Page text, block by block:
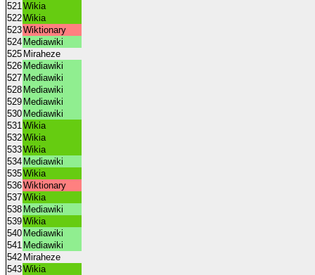
521Wikia
522Wikia
523Wiktionary
524 Mediawiki
525 Miraheze
526 Mediawiki
527 Mediawiki
528 Mediawiki
529 Mediawiki
530 Mediawiki
531Wikia
532Wikia
533Wikia
534 Mediawiki
535Wikia
536Wiktionary
537Wikia
538 Mediawiki
539Wikia
540 Mediawiki
541 Mediawiki
542 Miraheze
543Wikia